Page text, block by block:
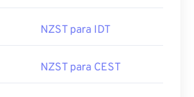
NZST para IDT
NZST para CEST